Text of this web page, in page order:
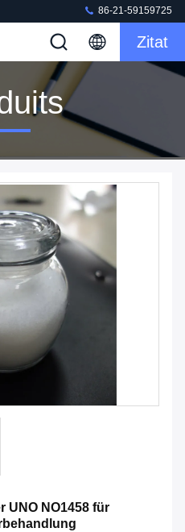
86-21-59159725
Zitat
UNO NO1458 für